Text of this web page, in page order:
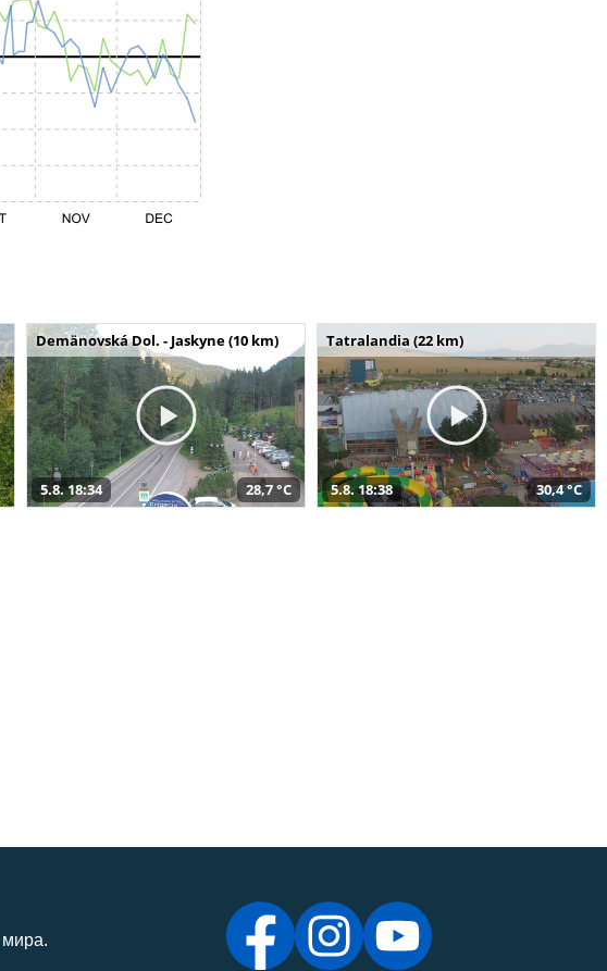
Demänovská Dol. - Jaskyne (10 km)
5.8. 18:34 28,7 °C
Tatralandia (22 km)
5.8. 18:38 30,4 °C
мира.